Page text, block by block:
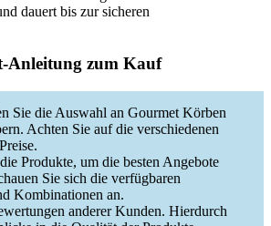
dauert bis zur sicheren
Anleitung zum Kauf
Sie die Auswahl an Gourmet Körben
Achten Sie auf die verschiedenen
Produkte, um die besten Angebote
Sie sich die verfügbaren
Kombinationen an.
anderer Kunden. Hierdurch